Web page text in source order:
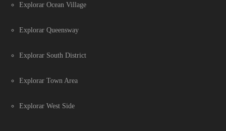
Explorar Ocean Village
Explorar Queensway
Explorar South District
Explorar Town Area
Explorar West Side